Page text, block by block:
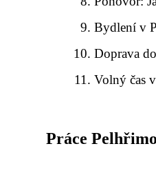
Bydlení v
Doprava
Volný čas
Práce